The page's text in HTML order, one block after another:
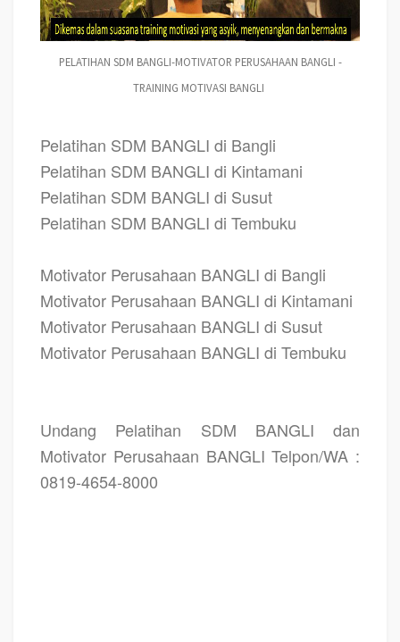
PELATIHAN SDM BANGLI-MOTIVATOR PERUSAHAAN BANGLI -
TRAINING MOTIVASI BANGLI
Pelatihan SDM BANGLI di Bangli
Pelatihan SDM BANGLI di Kintamani
Pelatihan SDM BANGLI di Susut
Pelatihan SDM BANGLI di Tembuku
Motivator Perusahaan BANGLI di Bangli
Motivator Perusahaan BANGLI di Kintamani
Motivator Perusahaan BANGLI di Susut
Motivator Perusahaan BANGLI di Tembuku
Undang Pelatihan SDM BANGLI dan
Motivator Perusahaan BANGLI Telpon/WA :
0819-4654-8000